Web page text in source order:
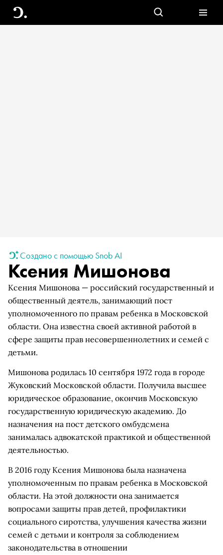
Создано с помощью Snob AI
Ксения Мишонова
Ксения Мишонова — российский государственный и
общественный деятель, занимающий пост
уполномоченного по правам ребенка в Московской
области. Она известна своей активной работой в
сфере защиты прав несовершеннолетних и семей с
детьми.
Мишонова родилась 10 сентября 1972 года в городе
Жуковский Московской области. Получила высшее
юридическое образование, окончив Московскую
государственную юридическую академию. До
назначения на пост детского омбудсмена
занималась адвокатской практикой и общественной
деятельностью.
В 2016 году Ксения Мишонова была назначена
уполномоченным по правам ребенка в Московской
области. На этой должности она занимается
вопросами защиты прав детей, профилактики
социального сиротства, улучшения качества жизни
семей с детьми и контроля за соблюдением
законодательства в отношении